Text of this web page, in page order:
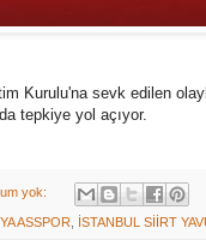
Kurulu'na sevk edilen
tepkiye yol açıyor.
yok:
ASSPOR İSTANBUL SİİRT